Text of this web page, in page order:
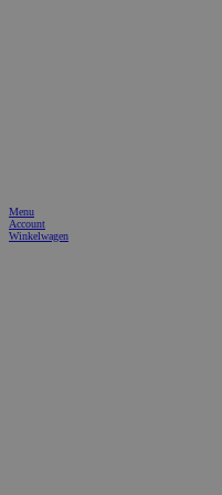
Menu
Account
Winkelwagen